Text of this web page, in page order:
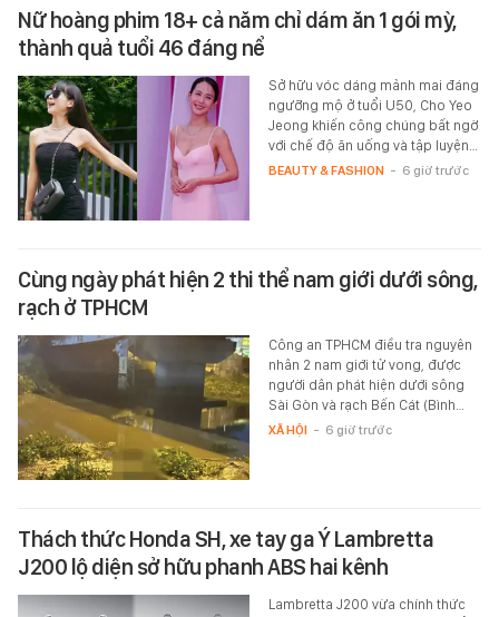
Nữ hoàng phim 18+ cả năm chỉ dám ăn 1 gói mỳ,
thành quả tuổi 46 đáng nể
Sở hữu vóc dáng mảnh mai đáng
ngưỡng mộ ở tuổi U50, Cho Yeo
Jeong khiến công chúng bất ngờ
với chế độ ăn uống và tập luyện…
BEAUTY & FASHION - 6 giờ trước
Cùng ngày phát hiện 2 thi thể nam giới dưới sông,
rạch ở TPHCM
Công an TPHCM điều tra nguyên
nhân 2 nam giới tử vong, được
người dân phát hiện dưới sông
Sài Gòn và rạch Bến Cát (Bình…
XÃ HỘI - 6 giờ trước
Thách thức Honda SH, xe tay ga Ý Lambretta
J200 lộ diện sở hữu phanh ABS hai kênh
Lambretta J200 vừa chính thức